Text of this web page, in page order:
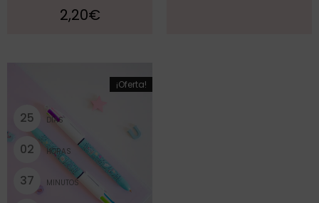
2,20€
¡Oferta!
25 DÍAS
02 HORAS
37 MINUTOS